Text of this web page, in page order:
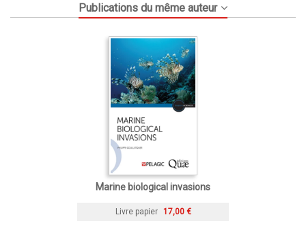
Publications du même auteur
Marine biological invasions
Livre papier 17,00 €